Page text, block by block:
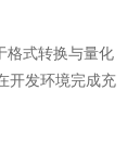
格式转换与量化
开发环境完成充